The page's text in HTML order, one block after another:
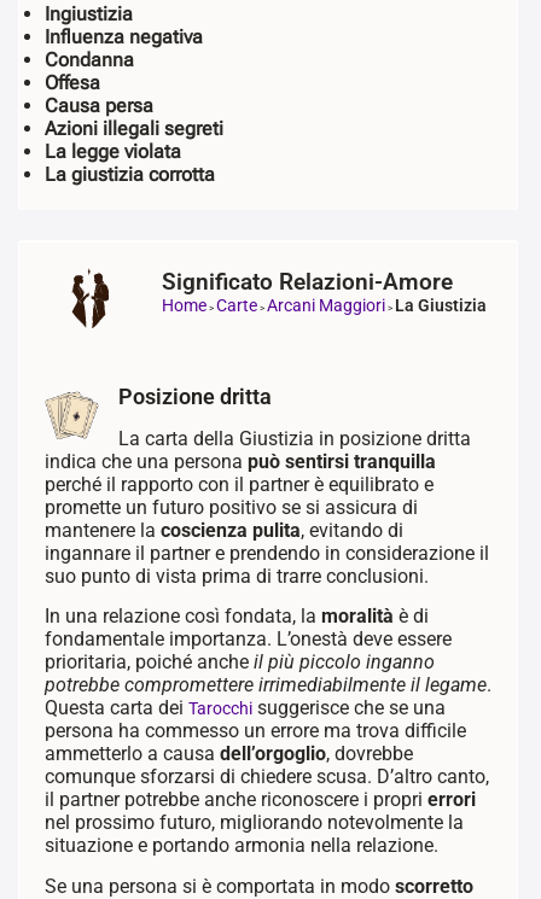
Ingiustizia
Influenza negativa
Condanna
Offesa
Causa persa
Azioni illegali segreti
La legge violata
La giustizia corrotta
Significato Relazioni-Amore
Home> Carte> Arcani Maggiori > La Giustizia
Posizione dritta
La carta della Giustizia in posizione dritta
indica che una persona può sentirsi tranquilla
perché il rapporto con il partner è equilibrato e
promette un futuro positivo se si assicura di
mantenere la coscienza pulita, evitando di
ingannare il partner e prendendo in considerazione il
suo punto di vista prima di trarre conclusioni.
In una relazione così fondata, la moralità è di
fondamentale importanza. L’onestà deve essere
prioritaria, poiché ancheil più piccolo inganno
potrebbe compromettere irrimediabilmente il legame.
Questa carta dei Tarocchisuggerisce che se una
persona ha commesso un errore ma trova difficile
ammetterlo a causa dell’orgoglio, dovrebbe
comunque sforzarsi di chiedere scusa. D’altro canto,
il partner potrebbe anche riconoscere i propri errori
nel prossimo futuro, migliorando notevolmente la
situazione e portando armonia nella relazione.
Se una persona si è comportata in modo scorretto